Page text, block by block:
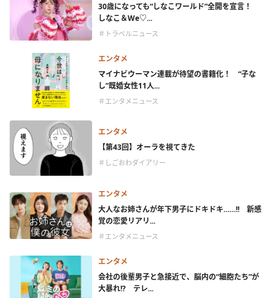
30歳になっても“しなこワールド”全開を宣言！
しなこ＆We♡...
＃トラベルニュース
エンタメ
マイナビウーマン連載が待望の書籍化！ “子な
し”既婚女性11人...
＃エンタメニュース
エンタメ
【第43回】オーラを視てきた
＃しごおわダイアリー
エンタメ
大人なお姉さんが年下男子にドキドキ……!! 新感
覚の恋愛リアリ...
＃エンタメニュース
エンタメ
会社の後輩男子と急接近で、脳内の“細胞たち”が
大暴れ!? テレ...